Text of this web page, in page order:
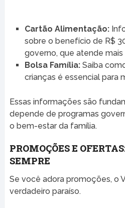
Cartão Alimentação:
sobre o benefício de R$
governo, que atende
Bolsa Família:Saiba
crianças é essencial para
Essas informações são
depende de programas
o bem-estar da família.
PROMOÇÕES E
SEMPRE
Se você adora promoções, o
verdadeiro paraíso.